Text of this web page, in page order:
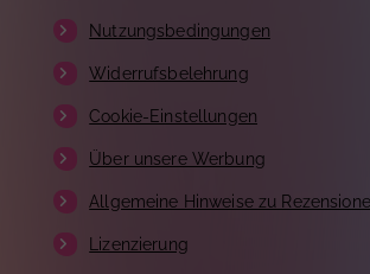
Nutzungsbedingungen
Widerrufsbelehrung
Cookie-Einstellungen
Über unsere Werbung
Allgemeine Hinweise zu
Lizenzierung